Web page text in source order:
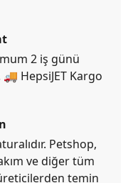
2 iş günü
HepsiJET Kargo
Petshop,
ve diğer tüm
temin